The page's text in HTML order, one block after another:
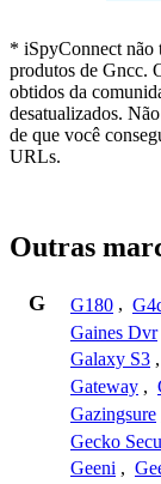
* iSpyConnect não
produtos de Gncc.
obtidos da
desatualizados.
de que você
URLs.
Outras
G G180 ,
Gaines Dvr
Galaxy S3 ,
Gateway ,
Gazingsure
Gecko
Geeni ,